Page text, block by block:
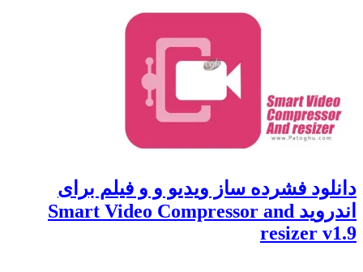
فشرده ساز ویدیو و و فیلم برای
اندروید Smart Video Compressor and